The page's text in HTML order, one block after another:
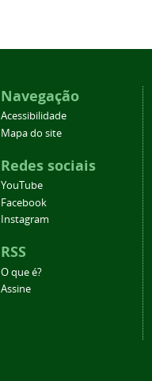
Navegação
Acessibilidade
Mapa do site
Redes sociais
YouTube
Facebook
Instagram
RSS
O que é?
Assine